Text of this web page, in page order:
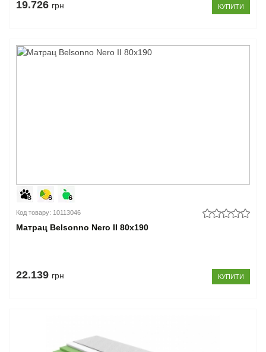
19.726 грн КУПИТИ
Код товару: 10113046
Матрац Belsonno Nero II 80x190
22.139 грн КУПИТИ